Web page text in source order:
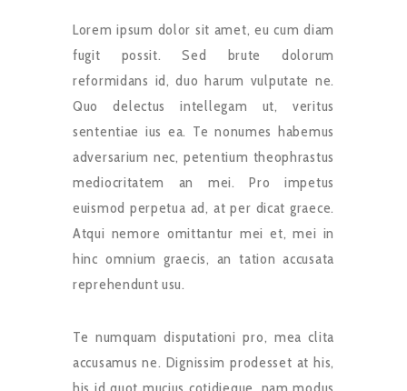
Lorem ipsum dolor sit amet, eu cum diam
fugit possit. Sed brute dolorum
reformidans id, duo harum vulputate ne.
Quo delectus intellegam ut, veritus
sententiae ius ea. Te nonumes habemus
adversarium nec, petentium theophrastus
mediocritatem an mei. Pro impetus
euismod perpetua ad, at per dicat graece.
Atqui nemore omittantur mei et, mei in
hinc omnium graecis, an tation accusata
reprehendunt usu.
Te numquam disputationi pro, mea clita
accusamus ne. Dignissim prodesset at his,